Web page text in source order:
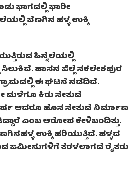
ಭಾಗದಲ್ಲಿ ಭಾರೀ
ಬೆಣಗಿನ ಹಳ್ಳ ಉಕ್ಕಿ
ಹಿನ್ನೆಲೆಯಲ್ಲಿ
ಸಿಲುಕಿವೆ. ಹಾಸನ ಜಿಲ್ಲೆ ಸಕಲೇಶಪುರ
ಈ ಘಟನೆ ನಡೆದಿದೆ.
ಮಳೆಗೂ ಕಿರು ಸೇತುವೆ
ಆದರೂ ಹೊಸ ಸೇತುವೆ ನಿರ್ಮಾಣ
ಎಂಬ ಆರೋಪ ಕೇಳಿಬಂದಿತ್ತು.
ಉಕ್ಕಿ ಹರಿಯುತ್ತಿದೆ. ಹಳ್ಳದ
ಜಮೀನುಗಳಿಗೆ ತೆರಳಲಾಗದೆ ರೈತರು